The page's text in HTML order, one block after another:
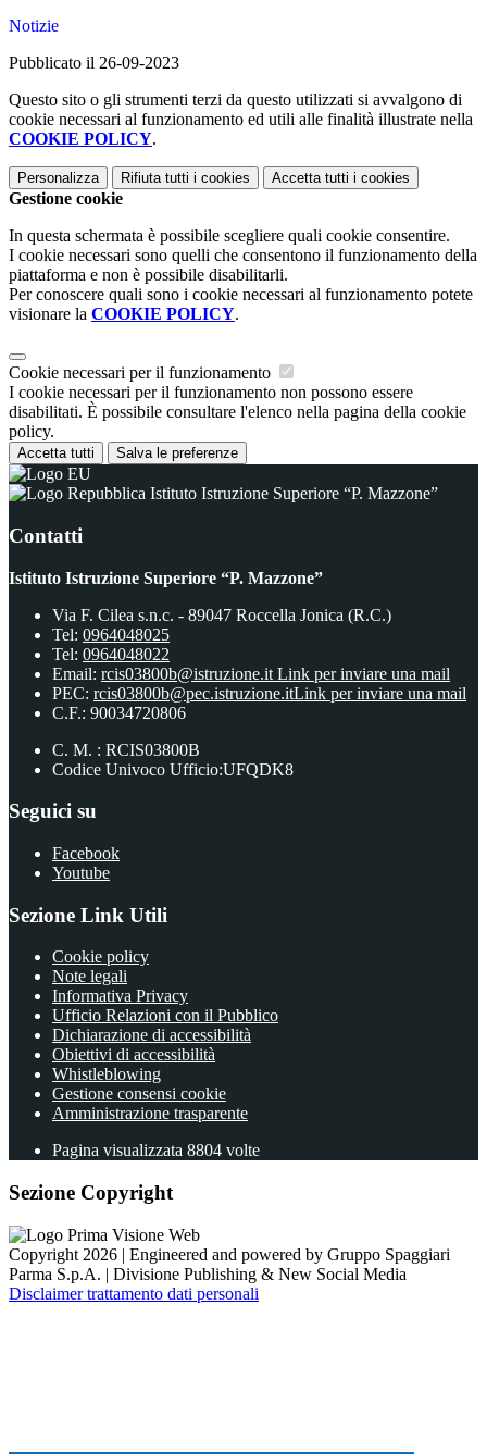
Notizie
Pubblicato il 26-09-2023
Questo sito o gli strumenti terzi da questo utilizzati si avvalgono di
cookie necessari al funzionamento ed utili alle finalità illustrate nella
COOKIE POLICY.
Personalizza Rifiuta tutti i cookies Accetta tutti i cookies
Gestione cookie
In questa schermata è possibile scegliere quali cookie consentire.
I cookie necessari sono quelli che consentono il funzionamento della
piattaforma e non è possibile disabilitarli.
Per conoscere quali sono i cookie necessari al funzionamento potete
visionare la COOKIE POLICY.
Cookie necessari per il funzionamento
I cookie necessari per il funzionamento non possono essere
disabilitati. È possibile consultare l'elenco nella pagina della cookie
policy.
Accetta tutti Salva le preferenze
Istituto Istruzione Superiore “P. Mazzone”
Contatti
Istituto Istruzione Superiore “P. Mazzone”
Via F. Cilea s.n.c. - 89047 Roccella Jonica (R.C.)
Tel: 0964048025
Tel: 0964048022
Email: rcis03800b@istruzione.it Link per inviare una mail
PEC: rcis03800b@pec.istruzione.itLink per inviare una mail
C.F.: 90034720806
C. M. : RCIS03800B
Codice Univoco Ufficio:UFQDK8
Seguici su
Facebook
Youtube
Sezione Link Utili
Cookie policy
Note legali
Informativa Privacy
Ufficio Relazioni con il Pubblico
Dichiarazione di accessibilità
Obiettivi di accessibilità
Whistleblowing
Gestione consensi cookie
Amministrazione trasparente
Pagina visualizzata 8804 volte
Sezione Copyright
Copyright 2026 | Engineered and powered by Gruppo Spaggiari
Parma S.p.A. | Divisione Publishing & New Social Media
Disclaimer trattamento dati personali